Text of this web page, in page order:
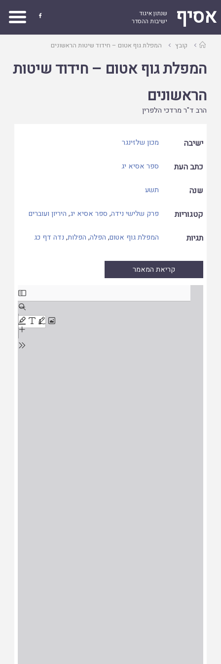
אסיף
שנתון איגוד
ישיבות ההסדר

עמודקובץ המפלת גוף אטום – חידוד שיטות הראשונים
המפלת גוף אטום – חידוד שיטות
הראשונים
הרב ד"ר מרדכי הלפרין
ישיבה מכון שלזינגר
כתב העת ספר אסיא יג
שנה תשע
קטגוריות פרק שלישי נידה, ספר אסיא יג, היריון ועוברים
תגיות המפלת גוף אטום, הפלה, הפלות, נדה דף כג
קריאת המאמר